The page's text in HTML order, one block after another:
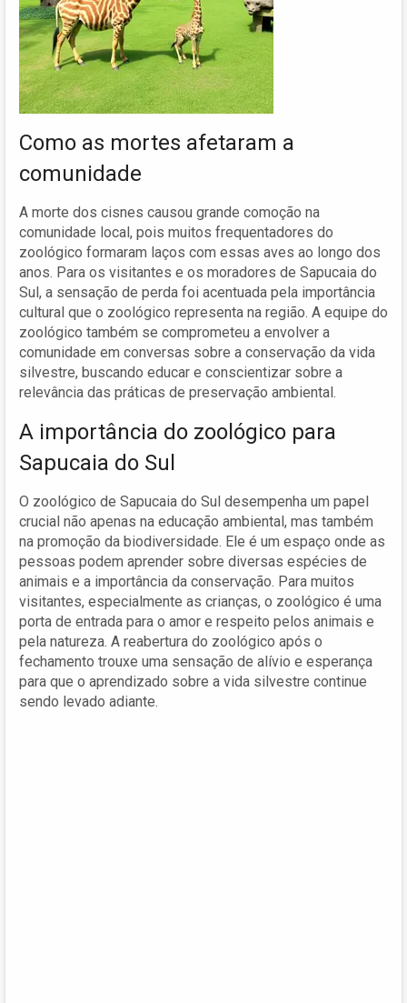
Como as mortes afetaram a
comunidade
A morte dos cisnes causou grande comoção na
comunidade local, pois muitos frequentadores do
zoológico formaram laços com essas aves ao longo dos
anos. Para os visitantes e os moradores de Sapucaia do
Sul, a sensação de perda foi acentuada pela importância
cultural que o zoológico representa na região. A equipe do
zoológico também se comprometeu a envolver a
comunidade em conversas sobre a conservação da vida
silvestre, buscando educar e conscientizar sobre a
relevância das práticas de preservação ambiental.
A importância do zoológico para
Sapucaia do Sul
O zoológico de Sapucaia do Sul desempenha um papel
crucial não apenas na educação ambiental, mas também
na promoção da biodiversidade. Ele é um espaço onde as
pessoas podem aprender sobre diversas espécies de
animais e a importância da conservação. Para muitos
visitantes, especialmente as crianças, o zoológico é uma
porta de entrada para o amor e respeito pelos animais e
pela natureza. A reabertura do zoológico após o
fechamento trouxe uma sensação de alívio e esperança
para que o aprendizado sobre a vida silvestre continue
sendo levado adiante.